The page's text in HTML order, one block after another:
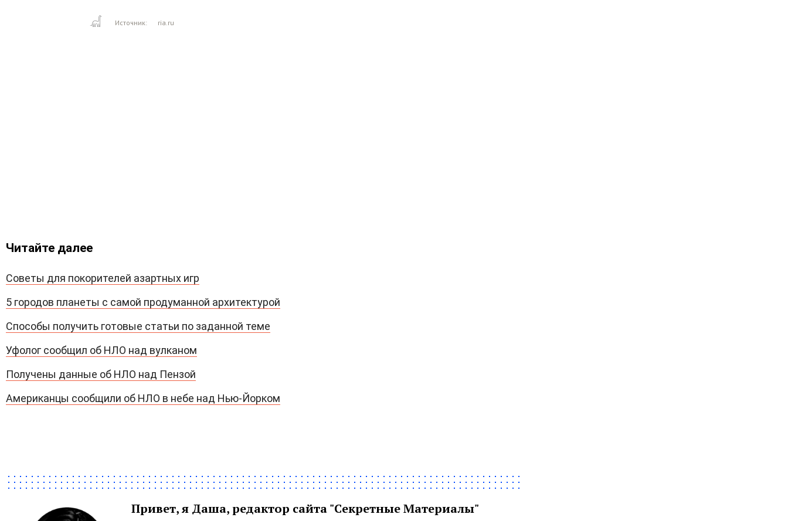
Источник: ria.ru
Читайте далее
Советы для покорителей азартных игр
5 городов планеты с самой продуманной архитектурой
Способы получить готовые статьи по заданной теме
Уфолог сообщил об НЛО над вулканом
Получены данные об НЛО над Пензой
Американцы сообщили об НЛО в небе над Нью-Йорком
Привет, я Даша, редактор сайта "Секретные Материалы"